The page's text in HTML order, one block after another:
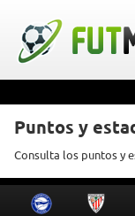
Puntos y
Consulta los puntos y